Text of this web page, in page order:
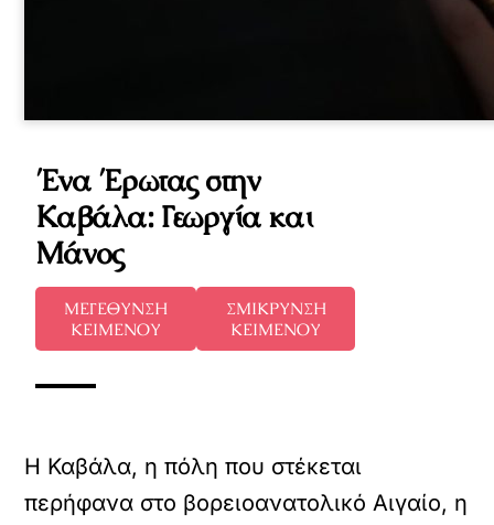
Ένα Έρωτας στην
Καβάλα: Γεωργία και
Μάνος
ΜΕΓΕΘΥΝΣΗ
ΚΕΙΜΕΝΟΥ
ΣΜΙΚΡΥΝΣΗ
ΚΕΙΜΕΝΟΥ
Η Καβάλα, η πόλη που στέκεται
περήφανα στο βορειοανατολικό Αιγαίο, η